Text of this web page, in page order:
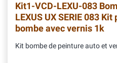
Kit1-VCD-LEXU-083
LEXUS UX SERIE 083
bombe avec vernis 1k
Kit bombe de peinture auto et